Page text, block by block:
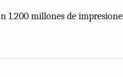
1.200 millones de